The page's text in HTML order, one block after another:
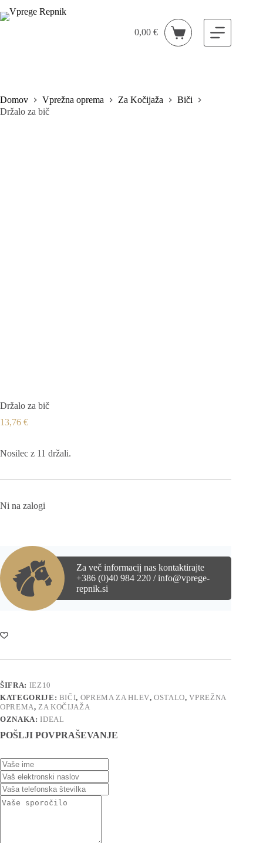
to
Shopping
0,00€
Domov Vprežna oprema Za Kočijaža
Biči
Držalo za bič
Držalo za bič
13,76 €
Nosilec z 11 držali.
Ni na zalogi
Za več informacij nas kontaktirajte
+386 (0)40 984 220 / info@vprege-
repnik.si
ŠIFRA: IEZ10
KATEGORIJE: BIČI, OPREMA ZA HLEV,OSTALO,VPREŽNA
OPREMA, ZA KOČIJAŽA
OZNAKA:IDEAL
POŠLJI POVPRAŠEVANJE